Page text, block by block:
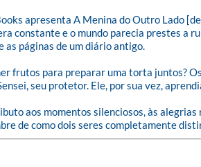
apresenta A Menina do Outro Lado
constante e o mundo parecia prestes
as páginas de um diário antigo.
frutos para preparar uma torta juntos?
seu protetor. Ele, por sua vez,
aos momentos silenciosos, às
de como dois seres completamente